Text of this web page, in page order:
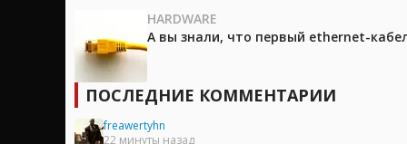
HARDWARE
А вы знали, что первый ethernet-
ПОСЛЕДНИЕ КОММЕНТАРИИ
freawertyhn
22 минуты назад